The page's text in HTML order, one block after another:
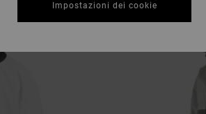
Impostazioni dei cookie